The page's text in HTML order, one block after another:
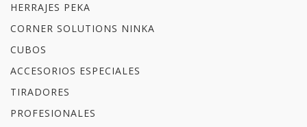
HERRAJES PEKA
CORNER SOLUTIONS NINKA
CUBOS
ACCESORIOS ESPECIALES
TIRADORES
PROFESIONALES